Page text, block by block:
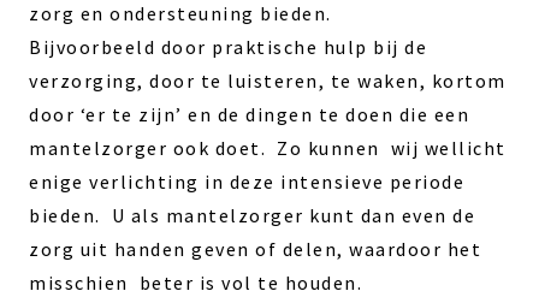
zorg en ondersteuning bieden.
Bijvoorbeeld door praktische hulp bij de
verzorging, door te luisteren, te waken, kortom
door ‘er te zijn’ en de dingen te doen die een
mantelzorger ook doet. Zo kunnen wij wellicht
enige verlichting in deze intensieve periode
bieden. U als mantelzorger kunt dan even de
zorg uit handen geven of delen, waardoor het
misschien beter is vol te houden.